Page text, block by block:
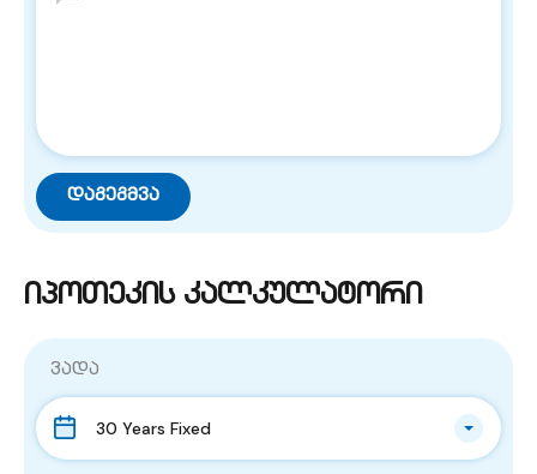
იპოთეკის კალკულატორი
ვადა
30 Years Fixed